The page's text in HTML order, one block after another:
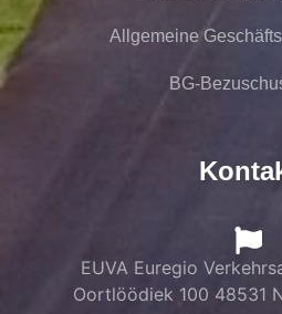
Allgemeine
BG-
EUVA Euregio
Oortlöödiek 100 48531